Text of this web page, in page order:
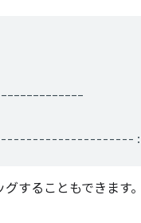
:
することもできます。